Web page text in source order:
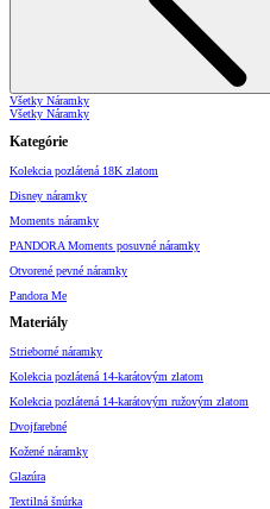
Všetky Náramky
Všetky Náramky
Kategórie
Kolekcia pozlátená 18K zlatom
Disney náramky
Moments náramky
PANDORA Moments posuvné náramky
Otvorené pevné náramky
Pandora Me
Materiály
Strieborné náramky
Kolekcia pozlátená 14-karátovým zlatom
Kolekcia pozlátená 14-karátovým ružovým zlatom
Dvojfarebné
Kožené náramky
Glazúra
Textilná šnúrka